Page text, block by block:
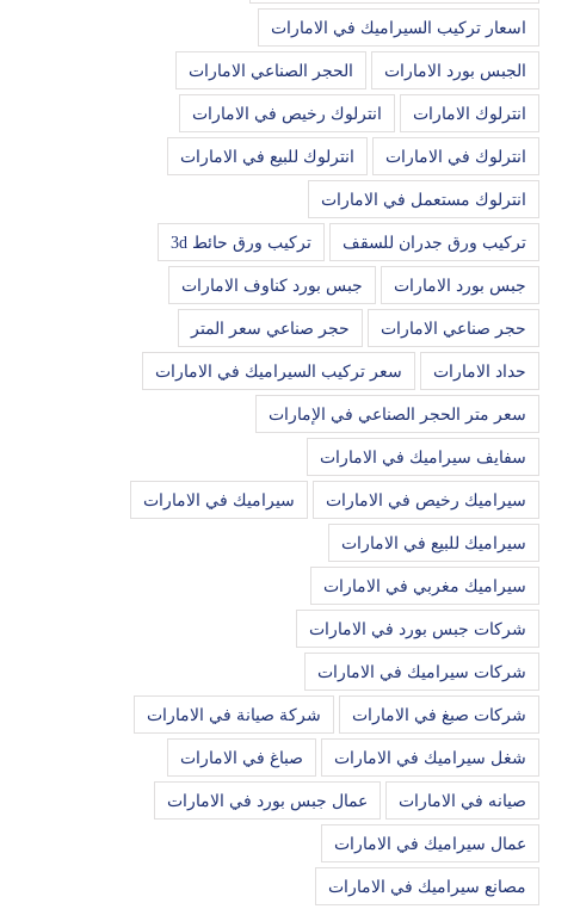
اسعار تركيب السيراميك في الامارات
الجبس بورد الامارات الحجر الصناعي الامارات
انترلوك الامارات انترلوك رخيص في الامارات
انترلوك في الامارات انترلوك للبيع في الامارات
انترلوك مستعمل في الامارات
تركيب ورق جدران للسقف تركيب ورق حائط 3d
جبس بورد الامارات جبس بورد كناوف الامارات
حجر صناعي الامارات حجر صناعي سعر المتر
حداد الامارات سعر تركيب السيراميك في الامارات
سعر متر الحجر الصناعي في الإمارات
سفايف سيراميك في الامارات
سيراميك رخيص في الامارات سيراميك في الامارات
سيراميك للبيع في الامارات
سيراميك مغربي في الامارات
شركات جبس بورد في الامارات
شركات سيراميك في الامارات
شركات صبغ في الامارات شركة صيانة في الامارات
شغل سيراميك في الامارات صباغ في الامارات
صيانه في الامارات عمال جبس بورد في الامارات
عمال سيراميك في الامارات
مصانع سيراميك في الامارات